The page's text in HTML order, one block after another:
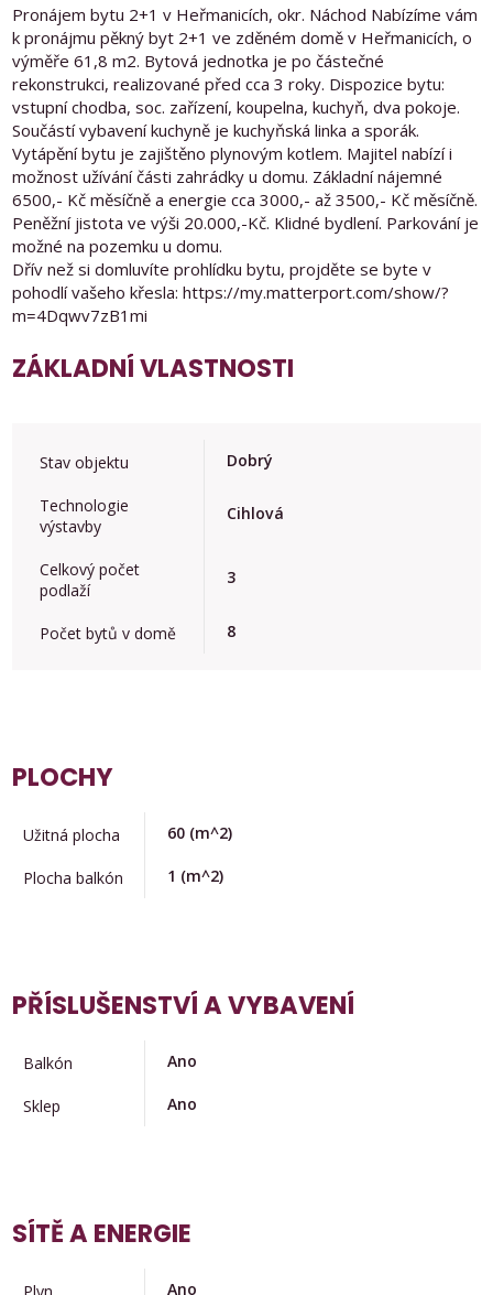
Pronájem bytu 2+1 v Heřmanicích, okr. Náchod Nabízíme vám
k pronájmu pěkný byt 2+1 ve zděném domě v Heřmanicích, o
výměře 61,8 m2. Bytová jednotka je po částečné
rekonstrukci, realizované před cca 3 roky. Dispozice bytu:
vstupní chodba, soc. zařízení, koupelna, kuchyň, dva pokoje.
Součástí vybavení kuchyně je kuchyňská linka a sporák.
Vytápění bytu je zajištěno plynovým kotlem. Majitel nabízí i
možnost užívání části zahrádky u domu. Základní nájemné
6500,- Kč měsíčně a energie cca 3000,- až 3500,- Kč měsíčně.
Peněžní jistota ve výši 20.000,-Kč. Klidné bydlení. Parkování je
možné na pozemku u domu.
Dřív než si domluvíte prohlídku bytu, projděte se byte v
pohodlí vašeho křesla: https://my.matterport.com/show/?
m=4Dqwv7zB1mi
ZÁKLADNÍ VLASTNOSTI
Stav objektu Dobrý
Technologie
výstavby
Cihlová
Celkový počet
podlaží
3
Počet bytů v domě 8
PLOCHY
Užitná plocha 60 (m^2)
Plocha balkón 1 (m^2)
PŘÍSLUŠENSTVÍ A VYBAVENÍ
Balkón Ano
Sklep Ano
SÍTĚ A ENERGIE
Ano